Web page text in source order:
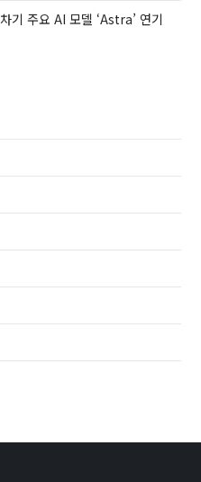
기 주요 AI 모델 ‘Astra’ 연기